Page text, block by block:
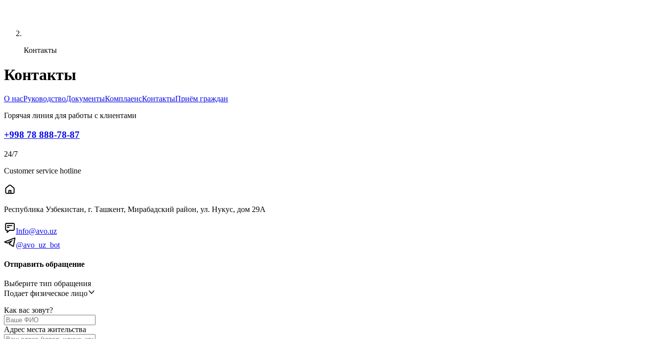
Контакты
Контакты
О насРуководствоДокументыКомплаенсКонтактыПриём граждан
Горячая линия для работы с клиентами
+998 78 888-78-87
24/7
Customer service hotline
Республика Узбекистан, г. Ташкент, Мирабадский район, ул. Нукус, дом 29А
Info@avo.uz
@avo_uz_bot
Отправить обращение
Выберите тип обращения
Подает физическое лицо
Как вас зовут?
Адрес места жительства